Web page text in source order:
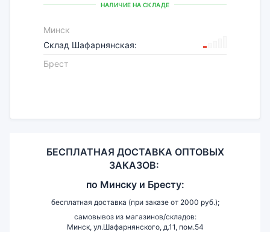
НАЛИЧИЕ НА СКЛАДЕ
Минск
Склад Шафарнянская:
Брест
БЕСПЛАТНАЯ ДОСТАВКА ОПТОВЫХ
ЗАКАЗОВ:
по Минску и Бресту:
бесплатная доставка (при заказе от 2000 руб.);
самовывоз из магазинов/складов:
Минск, ул.Шафарнянского, д.11, пом.54